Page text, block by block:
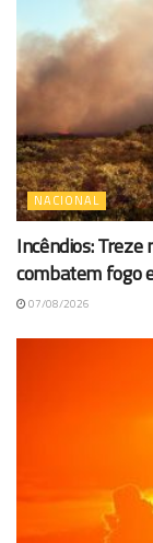
NACIONAL
Incêndios: Treze
combatem fogo
07/08/2026